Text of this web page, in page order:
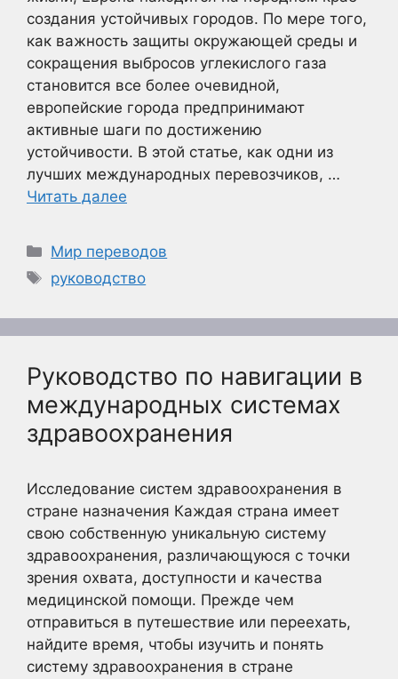
создания устойчивых городов. По мере того,
как важность защиты окружающей среды и
сокращения выбросов углекислого газа
становится все более очевидной,
европейские города предпринимают
активные шаги по достижению
устойчивости. В этой статье, как одни из
лучших международных перевозчиков, …
Читать далее
Рубрики
Мир переводов
Метки
руководство
Руководство по навигации в
международных системах
здравоохранения
Исследование систем здравоохранения в
стране назначения Каждая страна имеет
свою собственную уникальную систему
здравоохранения, различающуюся с точки
зрения охвата, доступности и качества
медицинской помощи. Прежде чем
отправиться в путешествие или переехать,
найдите время, чтобы изучить и понять
систему здравоохранения в стране